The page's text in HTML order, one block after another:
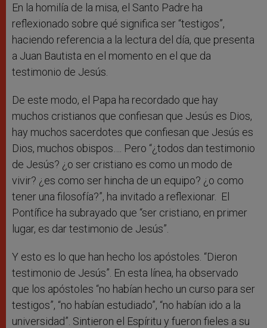
En la homilía de la misa, el Santo Padre ha
reflexionado sobre qué significa ser “testigos”,
haciendo referencia a la lectura del día, que presenta
a Juan Bautista en el momento en el que da
testimonio de Jesús.
De este modo, el Papa ha recordado que hay
muchos cristianos que confiesan que Jesús es Dios,
hay muchos sacerdotes que confiesan que Jesús es
Dios, muchos obispos…. Pero “¿todos dan testimonio
de Jesús? ¿o ser cristiano es como un modo de
vivir? ¿es como ser hincha de un equipo? ¿o como
tener una filosofía?”, ha invitado a reflexionar. El
Pontífice ha subrayado que “ser cristiano, en primer
lugar, es dar testimonio de Jesús”.
Y esto es lo que han hecho los apóstoles. “Dieron
testimonio de Jesús”. En esta línea, ha observado
que los apóstoles “no habían hecho un curso para ser
testigos”, “no habían estudiado”, “no habían ido a la
universidad”. Sintieron el Espíritu y fueron fieles a su